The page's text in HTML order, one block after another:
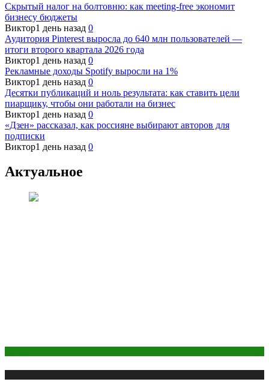
Скрытый налог на болтовню: как meeting-free экономит
бизнесу бюджеты
Виктор1 день назад 0
Аудитория Pinterest выросла до 640 млн пользователей —
итоги второго квартала 2026 года
Виктор1 день назад 0
Рекламные доходы Spotify выросли на 1%
Виктор1 день назад 0
Десятки публикаций и ноль результата: как ставить цели
пиарщику, чтобы они работали на бизнес
Виктор1 день назад 0
«Дзен» рассказал, как россияне выбирают авторов для
подписки
Виктор1 день назад 0
Актуальное